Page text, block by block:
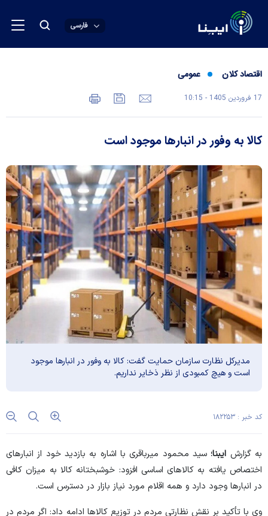
فارسی
اقتصاد کلان عمومی
17 فروردين 1405 - 10:15
کالا به وفور در انبار‌ها موجود است
مدیرکل نظارت سازمان حمایت گفت: کالا به وفور در انبار‌ها موجود
است و هیچ کمبودی از نظر ذخایر نداریم.
کد خبر : ۱۸۲۲۵۳
به گزارش ایبنا؛ سید محمود میرباقری با اشاره به بازدید خود از انبار‌های
اختصاص یافته به کالا‌های اساسی افزود: خوشبختانه کالا به میزان کافی
در انبار‌ها وجود دارد و همه اقلام مورد نیاز بازار در دسترس است.
وی با تأکید بر نقش نظارتی مردم در توزیع کالا‌ها ادامه داد: اگر مردم در